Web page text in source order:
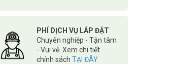
PHÍ DỊCH VỤ LẮP ĐẶT
Chuyên nghiệp - Tận tâm
- Vui vẻ. Xem chi tiết
chính sách TẠI ĐÂY